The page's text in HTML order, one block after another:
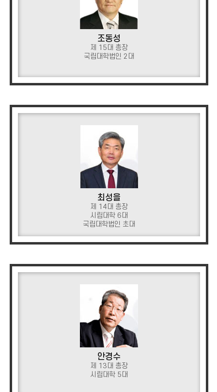
조동성
제 15대 총장
국립대학법인 2대
최성을
제 14대 총장
시립대학 6대
국립대학법인 초대
안경수
제 13대 총장
시립대학 5대